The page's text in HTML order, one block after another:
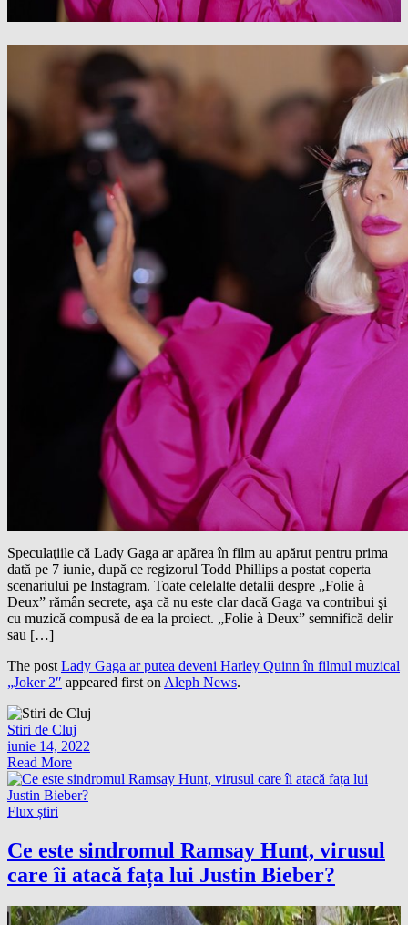
Speculaţiile că Lady Gaga ar apărea în film au apărut pentru prima
dată pe 7 iunie, după ce regizorul Todd Phillips a postat coperta
scenariului pe Instagram. Toate celelalte detalii despre „Folie à
Deux” rămân secrete, aşa că nu este clar dacă Gaga va contribui şi
cu muzică compusă de ea la proiect. „Folie à Deux” semnifică delir
sau […]
The post Lady Gaga ar putea deveni Harley Quinn în filmul muzical
„Joker 2″ appeared first on Aleph News.
Stiri de Cluj
iunie 14, 2022
Read More
Flux știri
Ce este sindromul Ramsay Hunt, virusul
care îi atacă fața lui Justin Bieber?